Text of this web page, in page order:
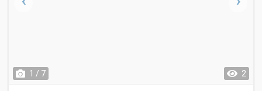
1 / 7 2